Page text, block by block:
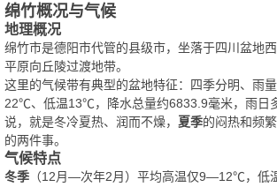
绵竹概况与气候
地理概况
绵竹市是德阳市代管的县级市，坐落于四川盆地
平原向丘陵过渡地带。
这里的气候带有典型的盆地特征：四季分明、雨
22℃、低温13℃，降水总量约6833.9毫米，雨
说，就是冬冷夏热、润而不燥， 夏季的闷热和频
的两件事。
气候特点
冬季 （12月—次年2月）平均高温仅9—12℃，